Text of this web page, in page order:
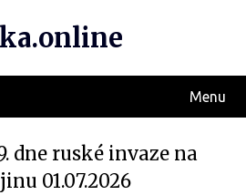
Menu
dne ruské invaze na
01.07.2026